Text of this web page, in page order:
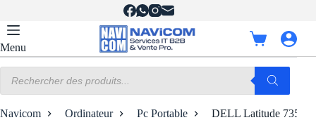
contenu
Menu
Panier
d’achat
produits
Navicom Ordinateur Pc Portable DELL Latitude 7350